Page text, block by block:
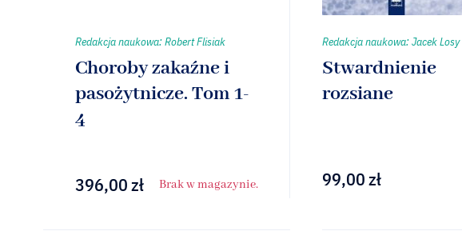
Redakcja naukowa: Robert Flisiak
Choroby zakaźne i
pasożytnicze. Tom 1-
4
396,00zł Brak w magazynie.
Redakcja naukowa: Jacek Losy
Stwardnienie
rozsiane
99,00zł